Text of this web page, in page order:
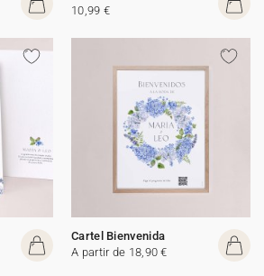
10,99 €
Cartel Bienvenida
A partir de 18,90 €